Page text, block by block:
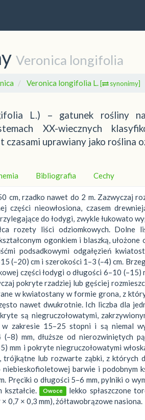
Veronica longifolia
Veronica longifolia L. [ synonimy]
L.) – gatunek rośliny
XX-wiecznych
uprawiany jako roślina
Bibliografia Cechy
rzadko nawet do 2 m. Zazwyczaj
części nieowłosiona, czasem
do łodygi, zwykle łukowato
rozety liści odziomkowych. Dolne
ogonkiem i blaszką,
podsadkowymi odgałęzień
(–20) cm i szerokości 1–3 (–4) cm.
części łodygi o długości 6–10 (–15)
pokryte rzadziej lub gęściej
w kwiatostany w formie grona, z
nawet dwukrotnie. Ich liczba dla
są niegruczołowatymi,
zakresie 15–25 stopni i są niemal
mm, dłuższe od nierozwiniętych
mm i pokryte niegruczołowatymi
lub rozwarte ząbki, z których
barwie i podobnym
Pręciki o długości 5–6 mm, pylniki o
Owoce lekko spłaszczone
0,7 × 0,3 mm), żółtawobrązowe nasiona.